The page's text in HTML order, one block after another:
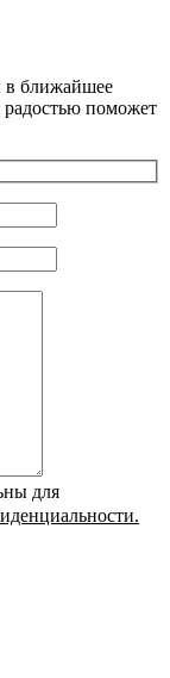
в ближайшее
поможет
для